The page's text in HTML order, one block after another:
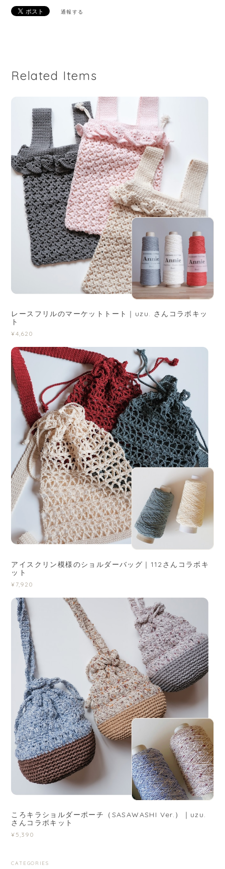
通報する
Related Items
レースフリルのマーケットトート｜uzu. さんコラボキッ
ト
¥4,620
アイスクリン模様のショルダーバッグ｜112さんコラボキ
ット
¥7,920
ころキラショルダーポーチ（SASAWASHI Ver.）｜uzu.
さんコラボキット
¥5,390
CATEGORIES